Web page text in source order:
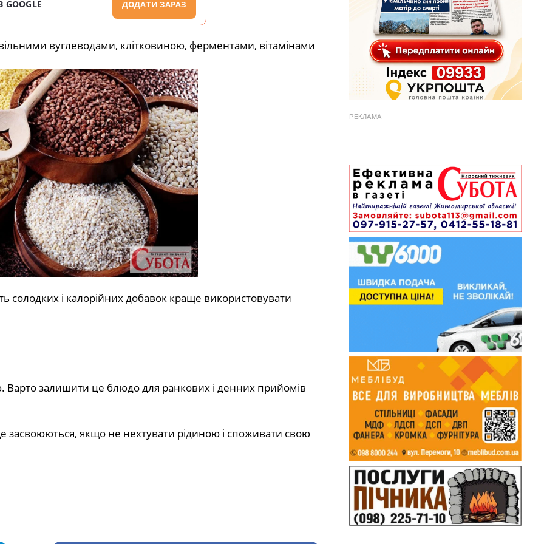
ДОДАТИ ЗАРАЗ
вуглеводами, клітковиною, ферментами, вітамінами
і калорійних добавок краще використовувати
залишити це блюдо для ранкових і денних прийомів
якщо не нехтувати рідиною і споживати свою
РЕКЛАМА